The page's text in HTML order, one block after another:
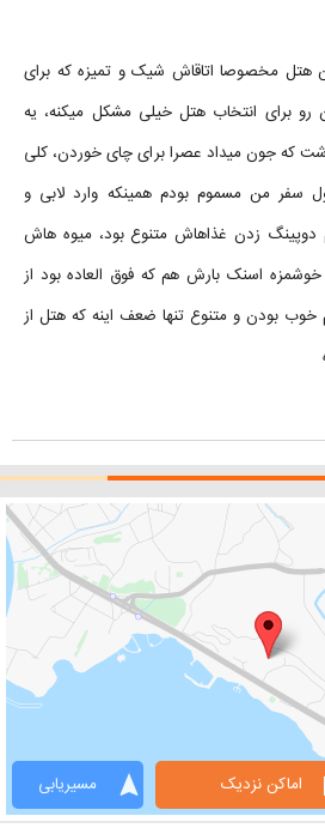
هتل مخصوصا اتاقاش شیک و تمیزه که برای
رو برای انتخاب هتل خیلی مشکل میکنه، یه
که جون میداد عصرا برای چای خوردن، کلی
سفر من مسموم بودم همینکه وارد لابی و
دوپینگ زدن غذاهاش متنوع بود، میوه هاش
اسنک بارش هم که فوق العاده بود از
خوب بودن و متنوع تنها ضعف اینه که هتل از
navigation مسیریابی اماکن نزدیک